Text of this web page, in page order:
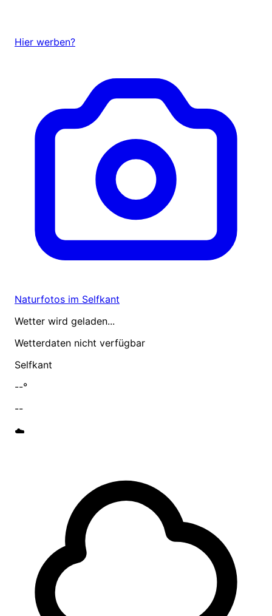
Hier werben?
Naturfotos im Selfkant
Wetter wird geladen...
Wetterdaten nicht verfügbar
Selfkant
--°
--
☁️